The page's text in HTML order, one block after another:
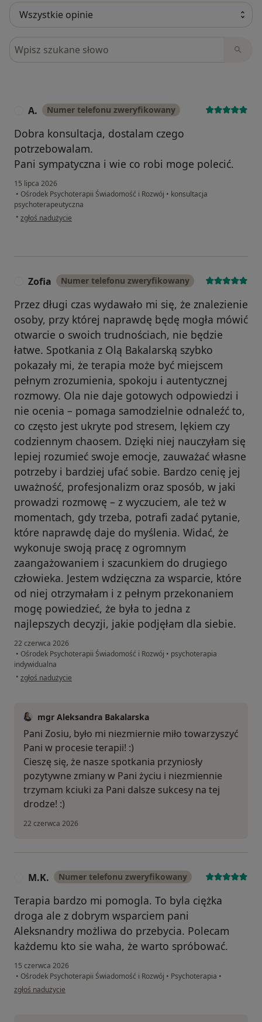
Szukaj w opiniach
A. Numer telefonu zweryfikowany
Dobra konsultacja, dostalam czego
potrzebowalam.
Pani sympatyczna i wie co robi moge polecić.
15 lipca 2026
• Ośrodek Psychoterapii Świadomość i Rozwój • konsultacja
psychoterapeutyczna
• w opinii użytkownika A.
zgłoś nadużycie
Zofia Numer telefonu zweryfikowany
Przez długi czas wydawało mi się, że znalezienie
osoby, przy której naprawdę będę mogła mówić
otwarcie o swoich trudnościach, nie będzie
łatwe. Spotkania z Olą Bakalarską szybko
pokazały mi, że terapia może być miejscem
pełnym zrozumienia, spokoju i autentycznej
rozmowy. Ola nie daje gotowych odpowiedzi i
nie ocenia – pomaga samodzielnie odnaleźć to,
co często jest ukryte pod stresem, lękiem czy
codziennym chaosem. Dzięki niej nauczyłam się
lepiej rozumieć swoje emocje, zauważać własne
potrzeby i bardziej ufać sobie. Bardzo cenię jej
uważność, profesjonalizm oraz sposób, w jaki
prowadzi rozmowę – z wyczuciem, ale też w
momentach, gdy trzeba, potrafi zadać pytanie,
które naprawdę daje do myślenia. Widać, że
wykonuje swoją pracę z ogromnym
zaangażowaniem i szacunkiem do drugiego
człowieka. Jestem wdzięczna za wsparcie, które
od niej otrzymałam i z pełnym przekonaniem
mogę powiedzieć, że była to jedna z
najlepszych decyzji, jakie podjęłam dla siebie.
22 czerwca 2026
• Ośrodek Psychoterapii Świadomość i Rozwój • psychoterapia
indywidualna
• w opinii użytkownika Zofia
zgłoś nadużycie
mgr Aleksandra Bakalarska
Pani Zosiu, było mi niezmiernie miło towarzyszyć
Pani w procesie terapii! :)
Cieszę się, że nasze spotkania przyniosły
pozytywne zmiany w Pani życiu i niezmiennie
trzymam kciuki za Pani dalsze sukcesy na tej
drodze! :)
22 czerwca 2026
M.K. Numer telefonu zweryfikowany
Terapia bardzo mi pomogla. To byla ciężka
droga ale z dobrym wsparciem pani
Aleksnandry możliwa do przebycia. Polecam
każdemu kto sie waha, że warto spróbować.
15 czerwca 2026
• Ośrodek Psychoterapii Świadomość i Rozwój • Psychoterapia •
w opinii użytkownika M.K.
zgłoś nadużycie